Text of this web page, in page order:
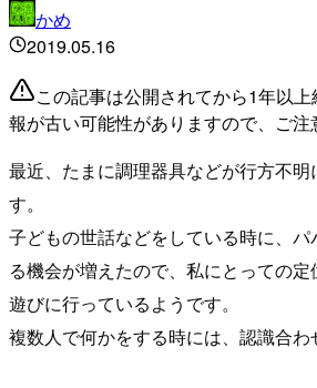
かめ
2019.05.16
この記事は公開されてから1年以
報が古い可能性がありますので、ご注
最近、たまに調理器具などが行方不
す。
子どもの世話などをしている時に、
る機会が増えたので、私にとっての
遊びに行っているようです。
複数人で何かをする時には、認識合わ